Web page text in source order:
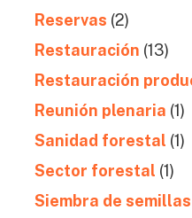
Reservas (2)
Restauración (13)
Restauración
Reunión plenaria (1)
Sanidad forestal (1)
Sector forestal (1)
Siembra de semillas